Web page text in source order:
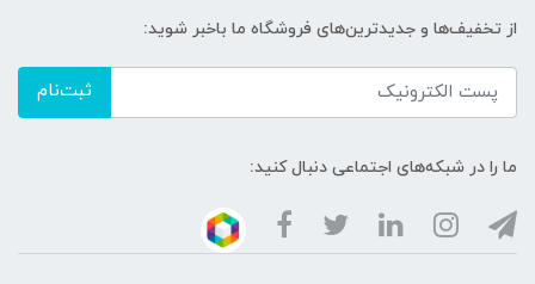
از تخفیف‌ها و جدیدترین‌های فروشگاه ما باخبر شوید:
ثبت‌نام
ما را در شبکه‌های اجتماعی دنبال کنید: